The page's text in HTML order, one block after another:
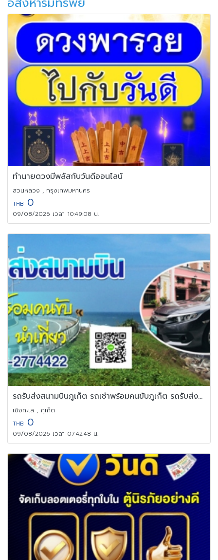
ทำนายดวงมีพลัสกับวันดีออนไลน์
สวนหลวง , กรุงเทพมหานคร
THB 0
09/08/2026 เวลา 10:49:08 น.
รถรับส่งสนามบินภูเก็ต รถเช่าพร้อมคนขับภูเก็ต รถรับส่งภูเก็ต
เชิงทะเล , ภูเก็ต
THB 0
09/08/2026 เวลา 07:42:48 น.